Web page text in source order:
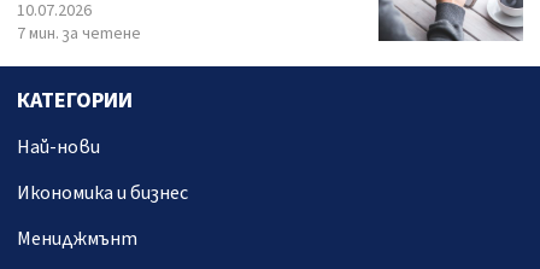
10.07.2026
7 мин. за четене
КАТЕГОРИИ
Най-нови
Икономика и бизнес
Мениджмънт